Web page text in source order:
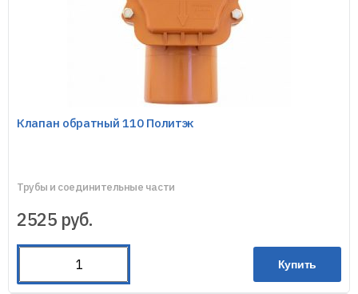
Клапан обратный 110 Политэк
Трубы и соединительные части
2525 руб.
Купить